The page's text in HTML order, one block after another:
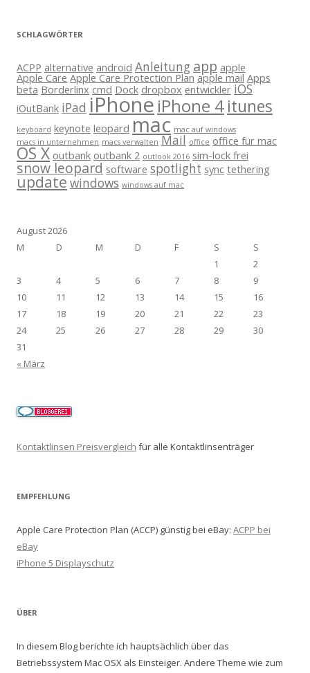
SCHLAGWÖRTER
ACPP alternative android Anleitung app apple
Apple Care Apple Care Protection Plan apple mail Apps
beta Borderlinx cmd Dock dropbox entwickler iOS
iOutBank iPad iPhone iPhone 4itunes
keyboard keynote leopard mac mac auf windows
macs in unternehmen macs verwalten Mail office office für mac
OS X outbank outbank 2 outlook 2016 sim-lock frei
snow leopard software spotlight sync tethering
update windows windows auf mac
August 2026
M
D M D F S
S
1
2
3
4 5 6 7 8
9
10
11 12 13 14 15
16
17
18 19 20 21 22
23
24
25 26 27 28 29
30
31
« März
Kontaktlinsen Preisvergleich für alle Kontaktlinsenträger
EMPFEHLUNG
Apple Care Protection Plan (ACCP) günstig bei eBay: ACPP bei
eBay
iPhone 5 Displayschutz
ÜBER
In diesem Blog berichte ich hauptsächlich über das
Betriebssystem Mac OSX als Einsteiger. Andere Theme wie zum